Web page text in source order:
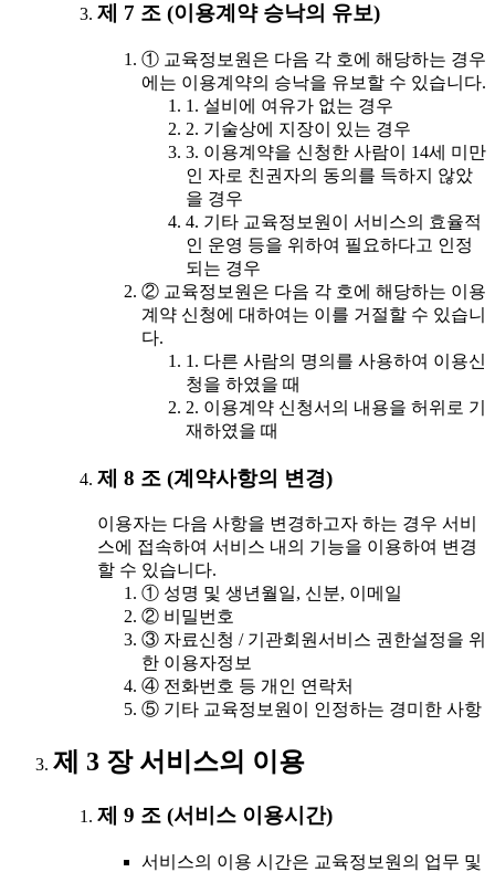
제 7 조 (이용계약 승낙의 유보)
① 교육정보원은 다음 각 호에 해당하는 경우
에는 이용계약의 승낙을 유보할 수 있습니다.
1. 설비에 여유가 없는 경우
2. 기술상에 지장이 있는 경우
3. 이용계약을 신청한 사람이 14세 미만
인 자로 친권자의 동의를 득하지 않았
을 경우
4. 기타 교육정보원이 서비스의 효율적
인 운영 등을 위하여 필요하다고 인정
되는 경우
② 교육정보원은 다음 각 호에 해당하는 이용
계약 신청에 대하여는 이를 거절할 수 있습니
다.
1. 다른 사람의 명의를 사용하여 이용신
청을 하였을 때
2. 이용계약 신청서의 내용을 허위로 기
재하였을 때
제 8 조 (계약사항의 변경)
이용자는 다음 사항을 변경하고자 하는 경우 서비
스에 접속하여 서비스 내의 기능을 이용하여 변경
할 수 있습니다.
① 성명 및 생년월일, 신분, 이메일
② 비밀번호
③ 자료신청 / 기관회원서비스 권한설정을 위
한 이용자정보
④ 전화번호 등 개인 연락처
⑤ 기타 교육정보원이 인정하는 경미한 사항
제 3 장 서비스의 이용
제 9 조 (서비스 이용시간)
서비스의 이용 시간은 교육정보원의 업무 및